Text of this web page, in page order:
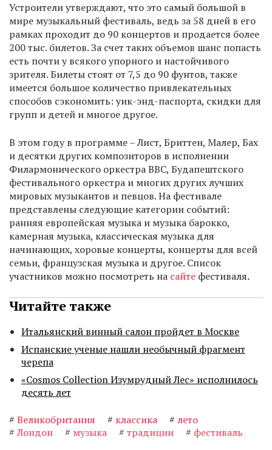
Устроители утверждают, что это самый большой в
мире музыкальный фестиваль, ведь за 58 дней в его
рамках проходит до 90 концертов и продается более
200 тыс. билетов. За счет таких объемов шанс попасть
есть почти у всякого упорного и настойчивого
зрителя. Билеты стоят от 7,5 до 90 фунтов, также
имеется большое количество привлекательных
способов сэкономить: уик-энд-паспорта, скидки для
групп и детей и многое другое.
В этом году в программе – Лист, Бриттен, Малер, Бах
и десятки других композиторов в исполнении
Филармонического оркестра BBC, Будапештского
фестивального оркестра и многих других лучших
мировых музыкантов и певцов. На фестивале
представлены следующие категории событий:
ранняя европейская музыка и музыка барокко,
камерная музыка, классическая музыка для
начинающих, хоровые концерты, концерты для всей
семьи, французская музыка и другое. Список
участников можно посмотреть на сайте фестиваля.
Читайте также
Итальянский винный салон пройдет в Москве
Испанские ученые нашли необычный фрагмент
черепа
«Cosmos Collection Изумрудный Лес» исполнилось
десять лет
# Великобритания # классика # лето
# Лондон # музыка # традиции # фестиваль